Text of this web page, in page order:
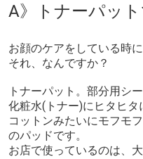
A》トナーパット
お顔のケアをしている時
それ、なんですか？
トナーパット。部分用シ
化粧水(トナー)にヒタヒタ
コットンみたいにモフモ
のパッドです。
お店で使っているのは、大